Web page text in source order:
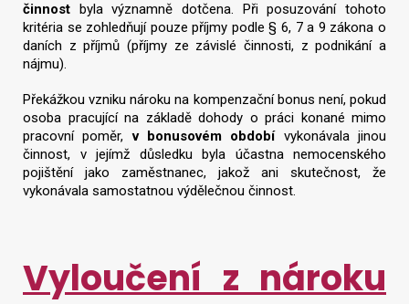
činnost byla významně dotčena. Při posuzování tohoto
kritéria se zohledňují pouze příjmy podle § 6, 7 a 9 zákona o
daních z příjmů (příjmy ze závislé činnosti, z podnikání a
nájmu).
Překážkou vzniku nároku na kompenzační bonus není, pokud
osoba pracující na základě dohody o práci konané mimo
pracovní poměr,v bonusovém obdobívykonávala jinou
činnost, v jejímž důsledku byla účastna nemocenského
pojištění jako zaměstnanec, jakož ani skutečnost, že
vykonávala samostatnou výdělečnou činnost.
Vyloučení z nároku